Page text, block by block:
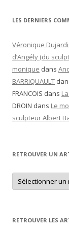
LES DERNIERS
Véronique
d’Angély (du
monique dans
BARRIQUAULT
FRANCOIS dans
DROIN dans Le
sculpteur Albert
RETROUVER UN
Retrouver
un
article
RETROUVER LES